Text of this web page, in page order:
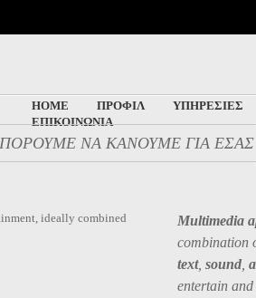
HOME ΠΡΟΦΙΛ ΥΠΗΡΕΣΙΕΣ
ΕΠΙΚΟΙΝΩΝΙΑ
ΝΑ ΚΑΝΟΥΜΕ ΓΙΑ ΕΣΑΣ
Multimedia
combination
text, sound
entertain and